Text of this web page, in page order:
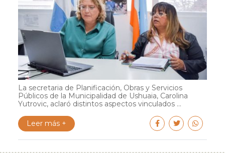
La secretaria de Planificación, Obras y Servicios
Públicos de la Municipalidad de Ushuaia, Carolina
Yutrovic, aclaró distintos aspectos vinculados ...
Leer más +